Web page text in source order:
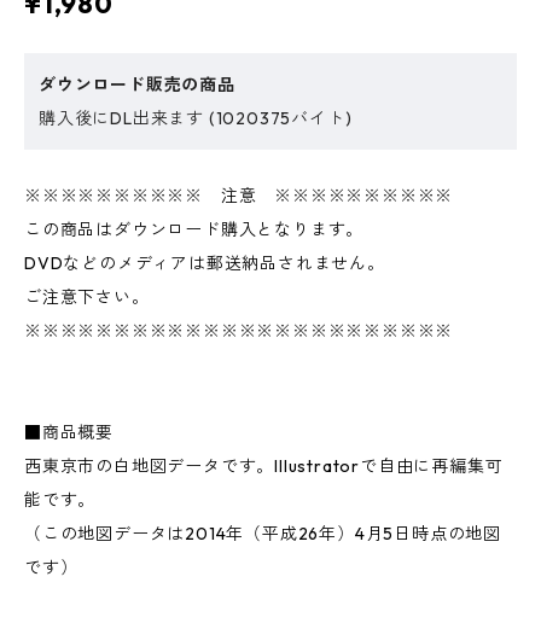
ダウンロード販売の商品
購入後にDL出来ます (1020375バイト)
※※※※※※※※※※ 注意 ※※※※※※※※※※
この商品はダウンロード購入となります。
DVDなどのメディアは郵送納品されません。
ご注意下さい。
※※※※※※※※※※※※※※※※※※※※※※※※
■商品概要
西東京市の白地図データです。Illustratorで自由に再編集可
能です。
（この地図データは2014年（平成26年）4月5日時点の地図
です）